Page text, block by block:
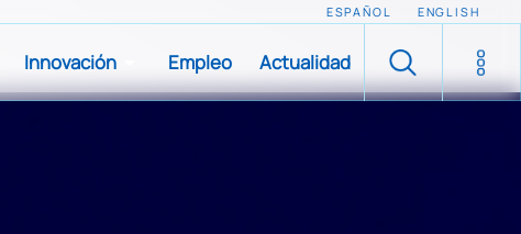
ESPAÑOL ENGLISH
Innovación Empleo Actualidad